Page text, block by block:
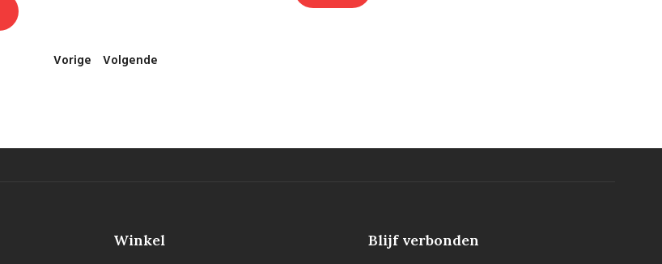
Vorige Volgende
Winkel Blijf verbonden